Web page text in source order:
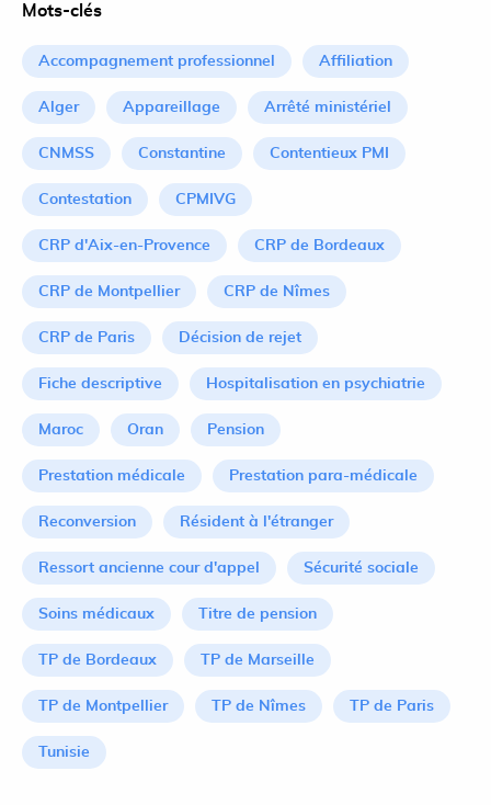
Mots-clés
Accompagnement professionnel Affiliation
Alger Appareillage Arrêté ministériel
CNMSS Constantine Contentieux PMI
Contestation CPMIVG
CRP d'Aix-en-Provence CRP de Bordeaux
CRP de Montpellier CRP de Nîmes
CRP de Paris Décision de rejet
Fiche descriptive Hospitalisation en psychiatrie
Maroc Oran Pension
Prestation médicale Prestation para-médicale
Reconversion Résident à l'étranger
Ressort ancienne cour d'appel Sécurité sociale
Soins médicaux Titre de pension
TP de Bordeaux TP de Marseille
TP de Montpellier TP de Nîmes TP de Paris
Tunisie